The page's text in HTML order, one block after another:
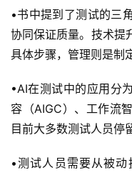
•书中提到了测试的三
协同保证质量。技术提
具体步骤，管理则是制
•AI在测试中的应用分
容（AIGC）、工作流
目前大多数测试人员停
•测试人员需要从被动